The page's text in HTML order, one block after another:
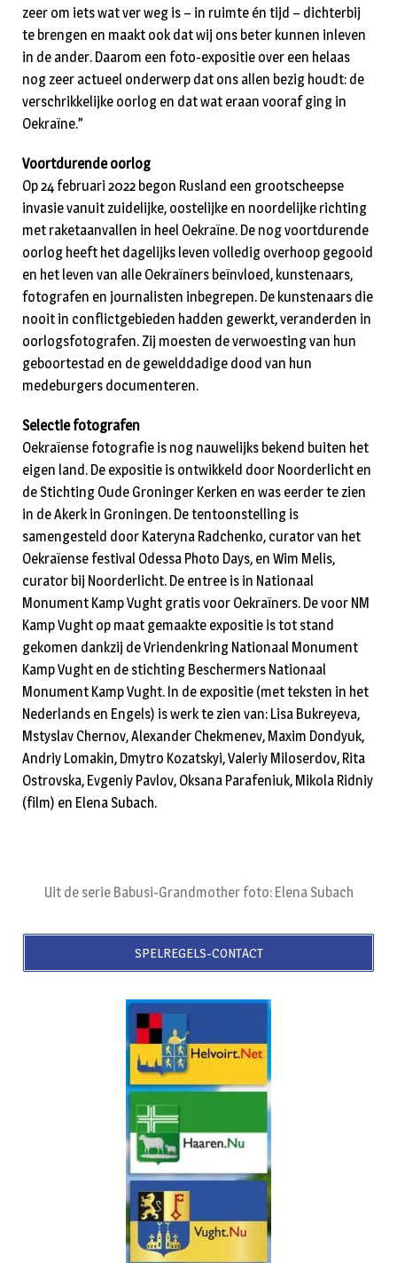
zeer om iets wat ver weg is – in ruimte én tijd – dichterbij
te brengen en maakt ook dat wij ons beter kunnen inleven
in de ander. Daarom een foto-expositie over een helaas
nog zeer actueel onderwerp dat ons allen bezig houdt: de
verschrikkelijke oorlog en dat wat eraan vooraf ging in
Oekraïne.”
Voortdurende oorlog
Op 24 februari 2022 begon Rusland een grootscheepse
invasie vanuit zuidelijke, oostelijke en noordelijke richting
met raketaanvallen in heel Oekraïne. De nog voortdurende
oorlog heeft het dagelijks leven volledig overhoop gegooid
en het leven van alle Oekraïners beïnvloed, kunstenaars,
fotografen en journalisten inbegrepen. De kunstenaars die
nooit in conflictgebieden hadden gewerkt, veranderden in
oorlogsfotografen. Zij moesten de verwoesting van hun
geboortestad en de gewelddadige dood van hun
medeburgers documenteren.
Selectie fotografen
Oekraïense fotografie is nog nauwelijks bekend buiten het
eigen land. De expositie is ontwikkeld door Noorderlicht en
de Stichting Oude Groninger Kerken en was eerder te zien
in de Akerk in Groningen. De tentoonstelling is
samengesteld door Kateryna Radchenko, curator van het
Oekraïense festival Odessa Photo Days, en Wim Melis,
curator bij Noorderlicht. De entree is in Nationaal
Monument Kamp Vught gratis voor Oekraïners. De voor NM
Kamp Vught op maat gemaakte expositie is tot stand
gekomen dankzij de Vriendenkring Nationaal Monument
Kamp Vught en de stichting Beschermers Nationaal
Monument Kamp Vught. In de expositie (met teksten in het
Nederlands en Engels) is werk te zien van: Lisa Bukreyeva,
Mstyslav Chernov, Alexander Chekmenev, Maxim Dondyuk,
Andriy Lomakin, Dmytro Kozatskyi, Valeriy Miloserdov, Rita
Ostrovska, Evgeniy Pavlov, Oksana Parafeniuk, Mikola Ridniy
(film) en Elena Subach.
Uit de serie Babusi-Grandmother foto: Elena Subach
SPELREGELS-CONTACT